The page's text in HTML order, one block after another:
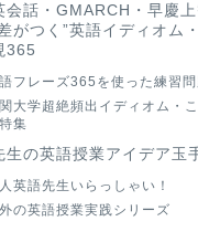
会話・GMARCH・早慶
がつく”英語イディオム
365
フレーズ365を使った練習
大学超絶頻出イディオム・
集
生の英語授業アイデア玉
英語先生いらっしゃい！
の英語授業実践シリーズ